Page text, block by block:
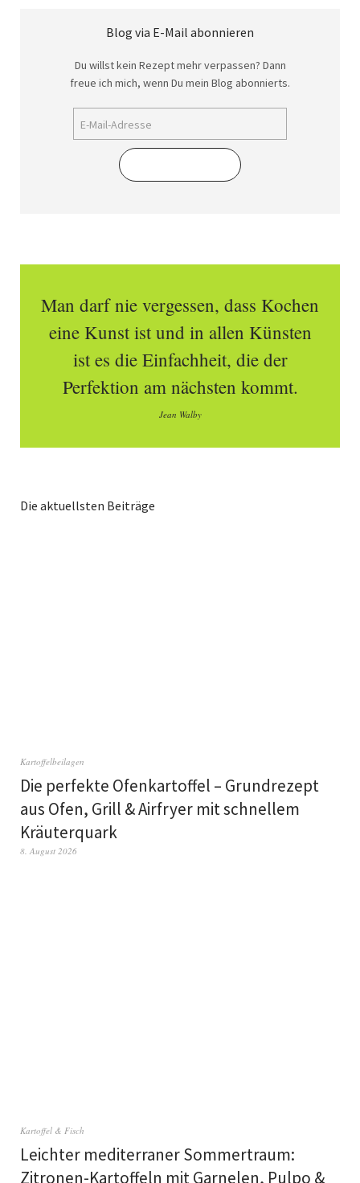
Blog via E-Mail abonnieren
Du willst kein Rezept mehr verpassen? Dann
freue ich mich, wenn Du mein Blog abonnierts.
Man darf nie vergessen, dass Kochen
eine Kunst ist und in allen Künsten
ist es die Einfachheit, die der
Perfektion am nächsten kommt.
Jean Walby
Die aktuellsten Beiträge
Kartoffelbeilagen
Die perfekte Ofenkartoffel – Grundrezept
aus Ofen, Grill & Airfryer mit schnellem
Kräuterquark
8. August 2026
Kartoffel & Fisch
Leichter mediterraner Sommertraum:
Zitronen-Kartoffeln mit Garnelen, Pulpo &